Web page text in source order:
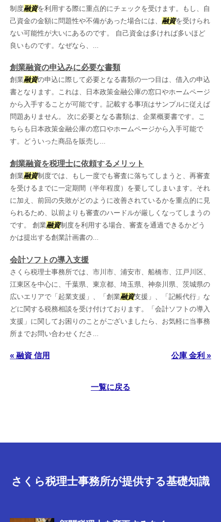
制度融資を利用する際に重点的にチェックを受けます。もし、自
己資金の金額に問題性や不備があった場合には、 融資を受けられ
ない可能性が大いにあるのです。 自己資金は多ければ多いほど
良いものです。なぜなら、...
創業融資の申込みに必要な書類
創業融資の申込に際して必要となる書類の一つ目は、借入の申込
書となります。これは、日本政策金融公庫の窓口やホームページ
から入手することが可能です。記載する事項はサンプルに従えば
問題ありません。 次に必要となる書類は、企業概要書です。こ
ちらも日本政策金融公庫の窓口やホームページから入手可能で
す。どういった商品を販売し...
創業融資を税理士に依頼するメリット
創業融資制度では、もし一度でも審査に落ちてしまうと、再審査
を受けるまでに一定期間（半年程度）を要してしまいます。それ
に加え、前回の失敗がどのように改善されているかを重点的に見
られるため、以前よりも審査のハードルが厳しくなってしまうの
です。 創業融資制度を利用する場合、審査を通過できるかどう
かは提出する創業計画書の...
会計ソフトの導入支援
さくら税理士事務所では、市川市、浦安市、船橋市、江戸川区、
江東区を中心に、千葉県、東京都、埼玉県、神奈川県、茨城県の
広いエリアで「起業支援」、「創業融資支援」、「記帳代行」な
どに関する税務相談を受け付けております。「会計ソフトの導入
支援」に関してお困りのことがございましたら、お気軽に当事務
所までお問い合わせくださ...
« 融資 信用 公庫 金利 »
一覧に戻る
さくら税理士事務所が提供する基礎知識